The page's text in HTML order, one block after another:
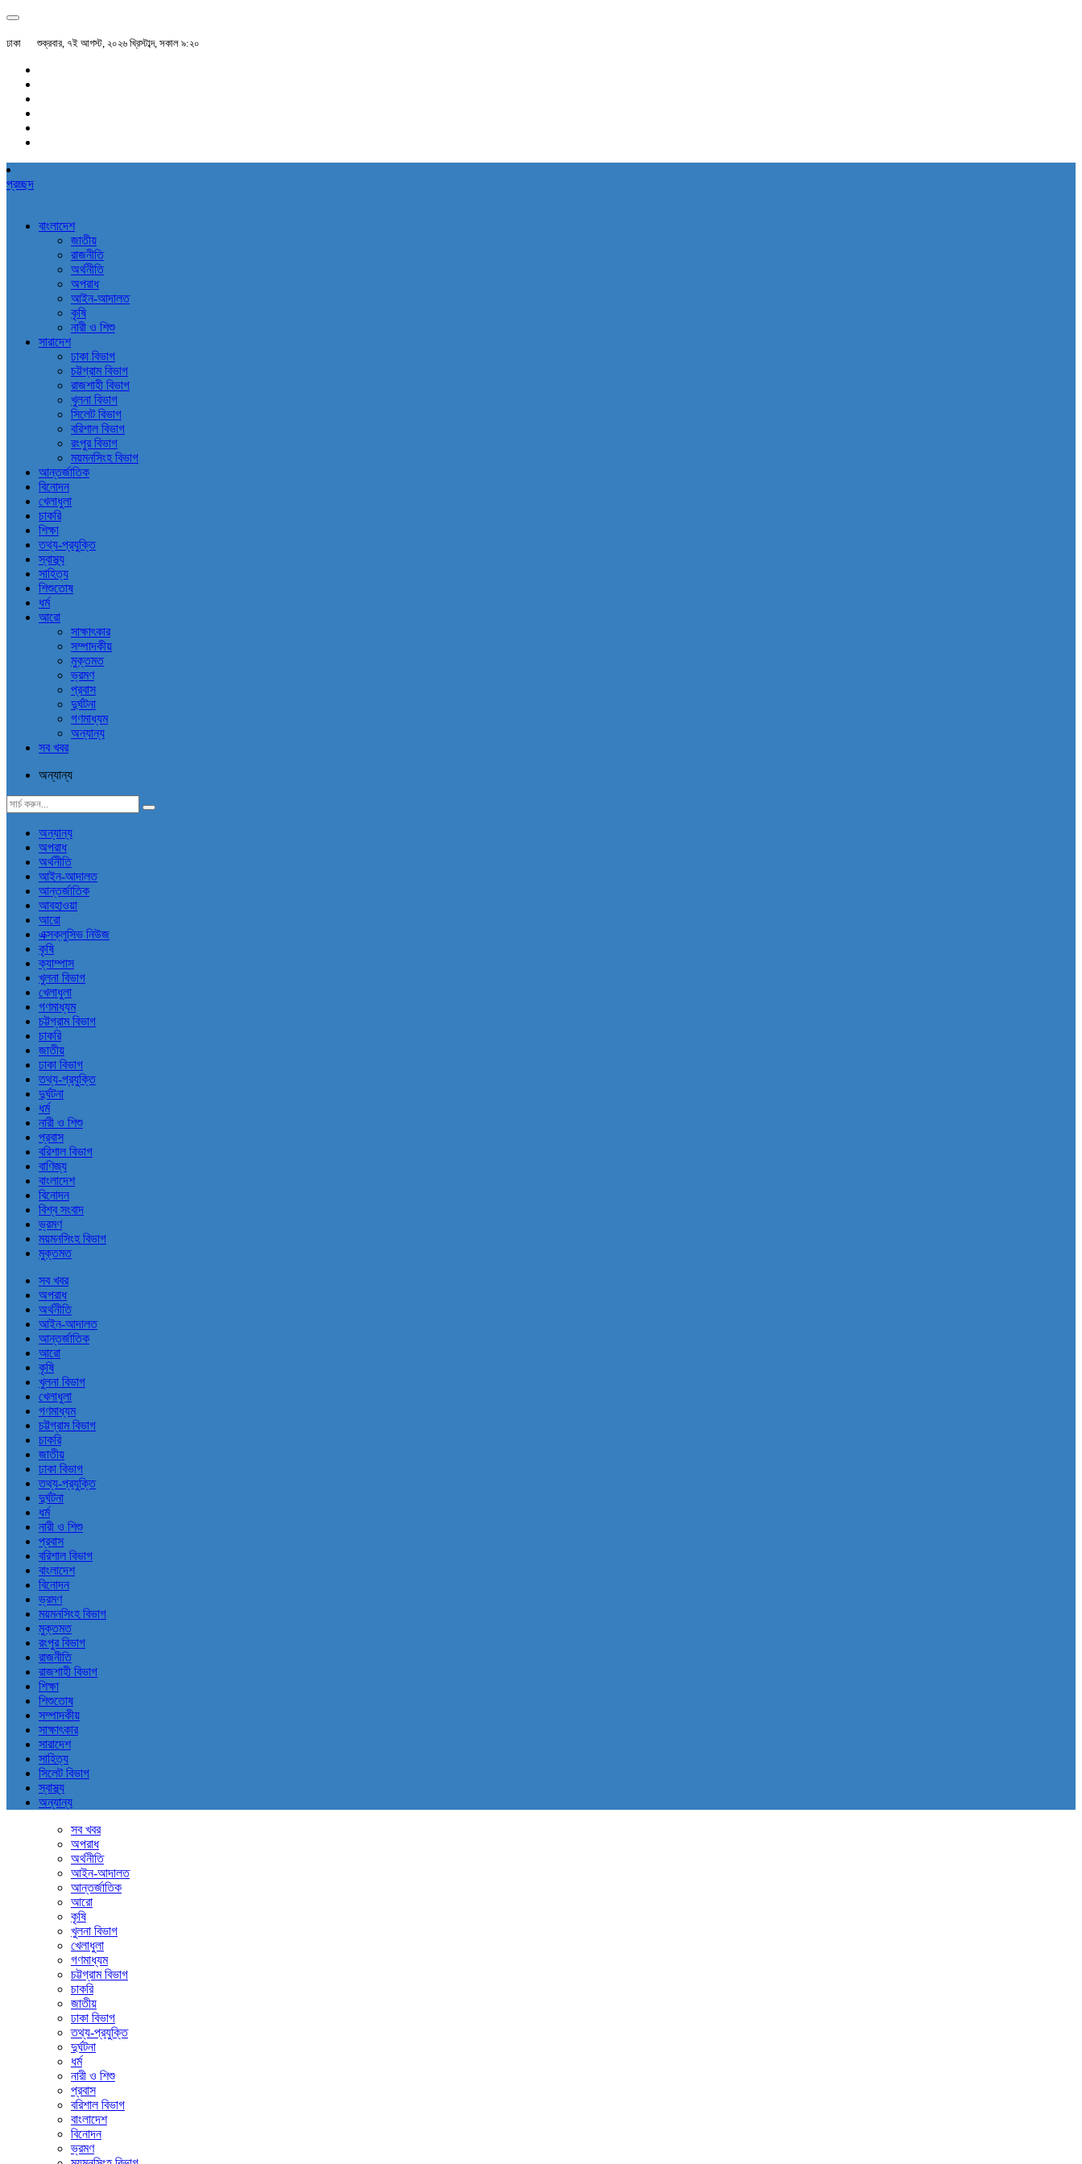
ঢাকা শুক্রবার, ৭ই আগস্ট, ২০২৬ খ্রিস্টাব্দ, সকাল ৯:২০
প্রচ্ছদ
বাংলাদেশ
জাতীয়
রাজনীতি
অর্থনীতি
অপরাধ
আইন-আদালত
কৃষি
নারী ও শিশু
সারাদেশ
ঢাকা বিভাগ
চট্টগ্রাম বিভাগ
রাজশাহী বিভাগ
খুলনা বিভাগ
সিলেট বিভাগ
বরিশাল বিভাগ
রংপুর বিভাগ
ময়মনসিংহ বিভাগ
আন্তর্জাতিক
বিনোদন
খেলাধুলা
চাকরি
শিক্ষা
তথ্য-প্রযুক্তি
স্বাস্থ্য
সাহিত্য
শিশুতোষ
ধর্ম
আরো
সাক্ষাৎকার
সম্পাদকীয়
মুক্তমত
ভ্রমণ
প্রবাস
দুর্ঘটনা
গণমাধ্যম
অন্যান্য
সব খবর
অন্যান্য
অন্যান্য
অপরাধ
অর্থনীতি
আইন-আদালত
আন্তর্জাতিক
আবহাওয়া
আরো
এক্সক্লুসিভ নিউজ
কৃষি
ক্যাম্পাস
খুলনা বিভাগ
খেলাধুলা
গণমাধ্যম
চট্টগ্রাম বিভাগ
চাকরি
জাতীয়
ঢাকা বিভাগ
তথ্য-প্রযুক্তি
দুর্ঘটনা
ধর্ম
নারী ও শিশু
প্রবাস
বরিশাল বিভাগ
বাণিজ্য
বাংলাদেশ
বিনোদন
বিশ্ব সংবাদ
ভ্রমণ
ময়মনসিংহ বিভাগ
মুক্তমত
সব খবর
অপরাধ
অর্থনীতি
আইন-আদালত
আন্তর্জাতিক
আরো
কৃষি
খুলনা বিভাগ
খেলাধুলা
গণমাধ্যম
চট্টগ্রাম বিভাগ
চাকরি
জাতীয়
ঢাকা বিভাগ
তথ্য-প্রযুক্তি
দুর্ঘটনা
ধর্ম
নারী ও শিশু
প্রবাস
বরিশাল বিভাগ
বাংলাদেশ
বিনোদন
ভ্রমণ
ময়মনসিংহ বিভাগ
মুক্তমত
রংপুর বিভাগ
রাজনীতি
রাজশাহী বিভাগ
শিক্ষা
শিশুতোষ
সম্পাদকীয়
সাক্ষাৎকার
সারাদেশ
সাহিত্য
সিলেট বিভাগ
স্বাস্থ্য
অন্যান্য
সব খবর
অপরাধ
অর্থনীতি
আইন-আদালত
আন্তর্জাতিক
আরো
কৃষি
খুলনা বিভাগ
খেলাধুলা
গণমাধ্যম
চট্টগ্রাম বিভাগ
চাকরি
জাতীয়
ঢাকা বিভাগ
তথ্য-প্রযুক্তি
দুর্ঘটনা
ধর্ম
নারী ও শিশু
প্রবাস
বরিশাল বিভাগ
বাংলাদেশ
বিনোদন
ভ্রমণ